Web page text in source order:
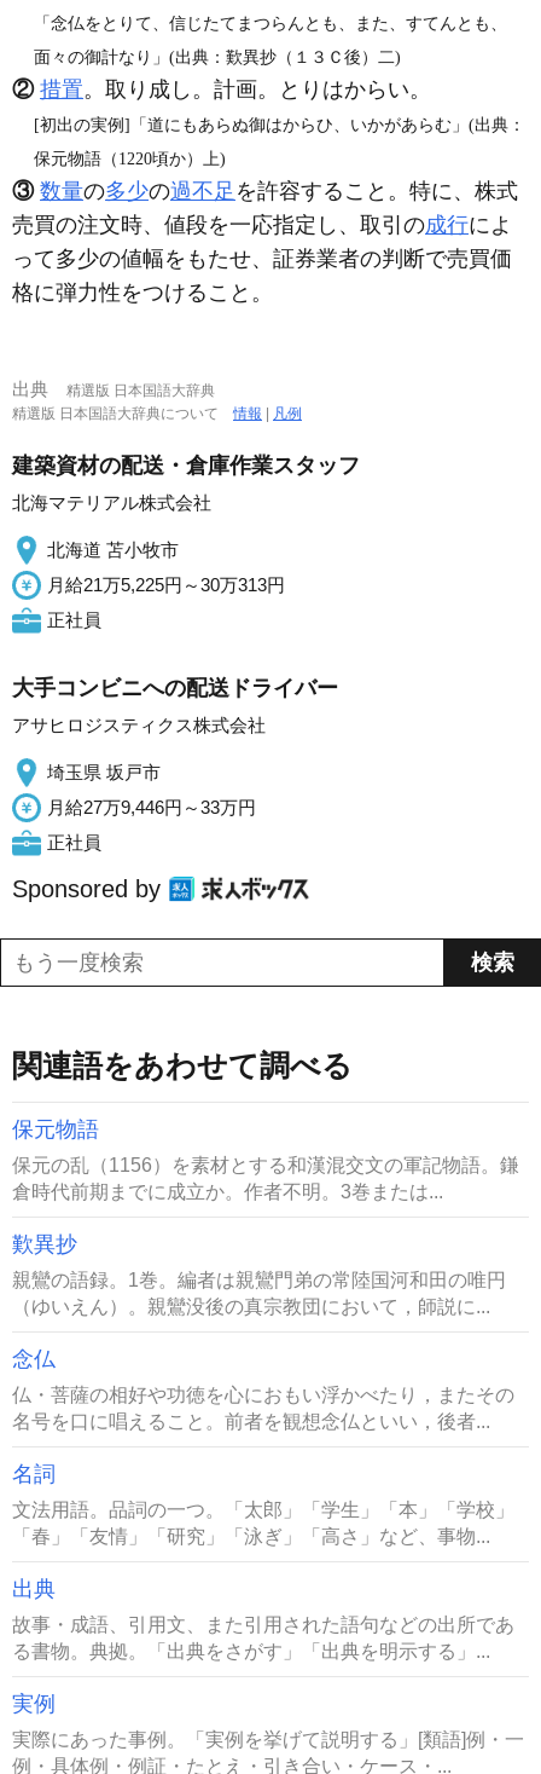
「念仏をとりて、信じたてまつらんとも、また、すてんとも、
面々の御計なり」(出典：歎異抄（１３Ｃ後）二)
② 措置。取り成し。計画。とりはからい。
[初出の実例]「道にもあらぬ御はからひ、いかがあらむ」(出典：
保元物語（1220頃か）上)
③ 数量の多少の過不足 を許容すること。特に、株式
売買の注文時、値段を一応指定し、取引の成行によ
って多少の値幅をもたせ、証券業者の判断で売買価
格に弾力性をつけること。
出典
精選版 日本国語大辞典
精選版 日本国語大辞典について情報 | 凡例
建築資材の配送・倉庫作業スタッフ
北海マテリアル株式会社
北海道 苫小牧市
月給21万5,225円～30万313円
正社員
大手コンビニへの配送ドライバー
アサヒロジスティクス株式会社
埼玉県 坂戸市
月給27万9,446円～33万円
正社員
Sponsored by
関連語をあわせて調べる
保元物語
保元の乱（1156）を素材とする和漢混交文の軍記物語。鎌
倉時代前期までに成立か。作者不明。3巻または...
歎異抄
親鸞の語録。1巻。編者は親鸞門弟の常陸国河和田の唯円
（ゆいえん）。親鸞没後の真宗教団において，師説に...
念仏
仏・菩薩の相好や功徳を心におもい浮かべたり，またその
名号を口に唱えること。前者を観想念仏といい，後者...
名詞
文法用語。品詞の一つ。「太郎」「学生」「本」「学校」
「春」「友情」「研究」「泳ぎ」「高さ」など、事物...
出典
故事・成語、引用文、また引用された語句などの出所であ
る書物。典拠。「出典をさがす」「出典を明示する」...
実例
実際にあった事例。「実例を挙げて説明する」[類語]例・一
例・具体例・例証・たとえ・引き合い・ケース・...